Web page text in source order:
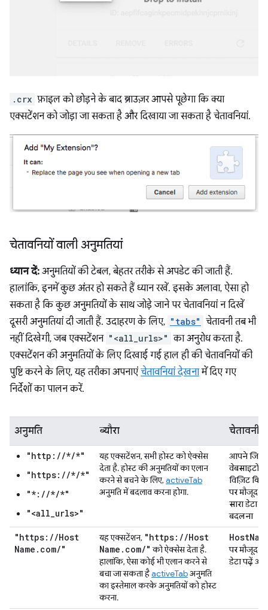
.crx फ़ाइल को छोड़ने के बाद ब्राउज़र आपसे पूछेगा कि क्या
एक्सटेंशन को जोड़ा जा सकता है और दिखाया जा सकता है चेतावनियां.
चेतावनियों वाली अनुमतियां
ध्यान दें: अनुमतियों की टेबल, बेहतर तरीके से अपडेट की जाती हैं.
हालांकि, इनमें कुछ अंतर हो सकते हैं ध्यान रखें. इसके अलावा, ऐसा हो
सकता है कि कुछ अनुमतियों के साथ जोड़े जाने पर चेतावनियां न दिखें
दूसरी अनुमतियां दी जाती हैं. उदाहरण के लिए, "tabs" चेतावनी तब भी
नहीं दिखेगी, जब एक्सटेंशन "<all_urls>" का अनुरोध करता है.
एक्सटेंशन की अनुमतियों के लिए दिखाई गई हाल ही की चेतावनियों की
पुष्टि करने के लिए, यह तरीका अपनाएंचेतावनियां देखनामें दिए गए
निर्देशों का पालन करें.
अनुमति ब्यौरा चेतावनी
"http://*/*"
"https://*/*"
"*://*/*"
"<all_urls>"
यह एक्सटेंशन, सभी होस्ट को ऐक्सेस
देता है. होस्ट की अनुमतियों का एलान
करने से बचने के लिए, activeTab
अनुमति में बदलाव करना होगा.
आपने जिन
वेबसाइटों
विज़िट
पर मौजूद
सारा डेटा
बदलना
"https: //Host
Name . com/"
यह एक्सटेंशन, "https: //Host
Name . com/" को ऐक्सेस देता है.
हालांकि, ऐसा कोई भी एलान करने से
बचा जा सकता हैactiveTabअनुमति
का इस्तेमाल करके अनुमतियों को होस्ट
करना.
पर मौजूद
डेटा पढ़ें